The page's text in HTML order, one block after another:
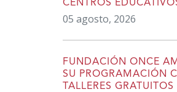
CENTROS
05 agosto, 2026
FUNDACIÓN ONCE
SU PROGRAMACIÓN
TALLERES GRATUITOS